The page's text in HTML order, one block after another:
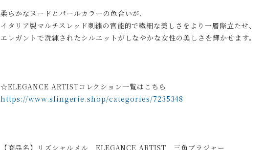
柔らかなヌードとパールカラーの色合いが、
イタリア製マルチスレッド刺繍の官能的で繊細な美しさをより一層際立たせ、
エレガントで洗練されたシルエットがしなやかな女性の美しさを輝かせます。
☆ELEGANCE ARTISTコレクション一覧はこちら
https://www.slingerie.shop/categories/7235348
【商品名】リズシャルメル ELEGANCE ARTIST 三角ブラジャー